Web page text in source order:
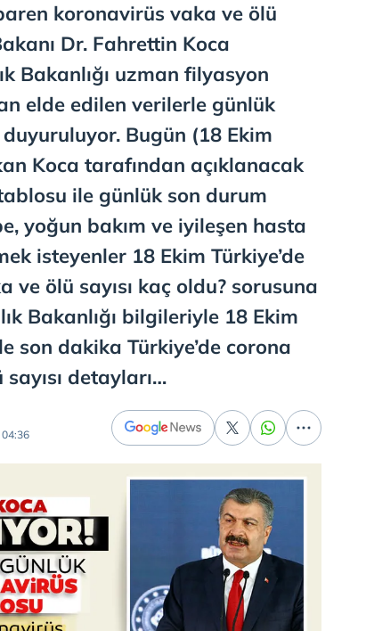
koronavirüs vaka ve ölü
Dr. Fahrettin Koca
Bakanlığı uzman filyasyon
elde edilen verilerle günlük
Bugün (18 Ekim
Koca tarafından açıklanacak
ile günlük son durum
yoğun bakım ve iyileşen hasta
isteyenler 18 Ekim Türkiye’de
ve ölü sayısı kaç oldu? sorusuna
Bakanlığı bilgileriyle 18 Ekim
son dakika Türkiye’de corona
detayları…